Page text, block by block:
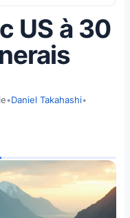
US à 30
•Daniel Takahashi•